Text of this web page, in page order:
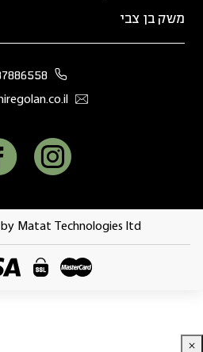
משק בן צבי
Matat Technologies ltd